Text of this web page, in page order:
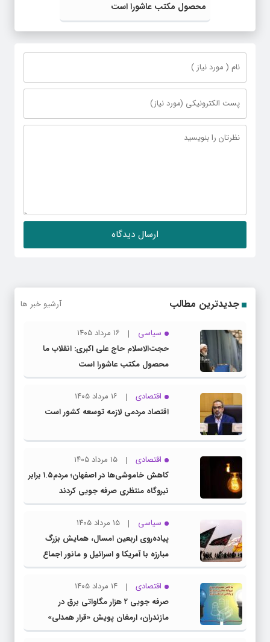
محصول مکتب عاشورا است
جدیدترین مطالب آرشیو خبر ها
سیاسی
۱۶ مرداد ۱۴۰۵
حجت‌الاسلام حاج علی اکبری: انقلاب ما
محصول مکتب عاشورا است
اقتصادی
۱۶ مرداد ۱۴۰۵
اقتصاد مردمی لازمه توسعه کشور است
اقتصادی
۱۵ مرداد ۱۴۰۵
کاهش خاموشی‌ها در اصفهان؛ مردم۱.۵ برابر
نیروگاه منتظری صرفه جویی کردند
سیاسی
۱۵ مرداد ۱۴۰۵
پیاده‌روی اربعین امسال، همایش بزرگ
مبارزه با آمریکا و اسرائیل و مانور اجماع
جبهه مقاومت و ملت‌های آزادی‌خواه در برابر
استکبار بود
اقتصادی
۱۴ مرداد ۱۴۰۵
صرفه جویی ۲ هزار مگاواتی برق در
مازندران، ارمغان پویش «قرار همدلی»